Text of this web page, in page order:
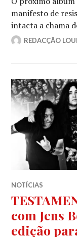
manifesto de
intacta a chama
REDACÇÃO
NOTÍCIAS
com Jens
edição